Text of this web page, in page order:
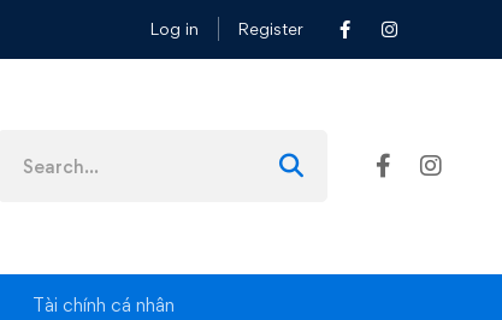
Log in Register
for:
Tài chính cá nhân